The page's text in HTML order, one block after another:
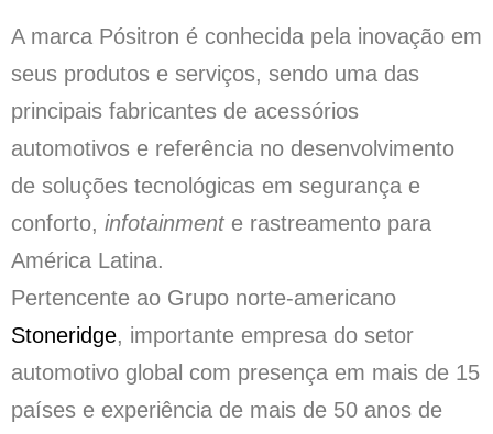
A marca Pósitron é conhecida pela inovação em
seus produtos e serviços, sendo uma das
principais fabricantes de acessórios
automotivos e referência no desenvolvimento
de soluções tecnológicas em segurança e
conforto, infotainment e rastreamento para
América Latina.
Pertencente ao Grupo norte-americano
Stoneridge, importante empresa do setor
automotivo global com presença em mais de 15
países e experiência de mais de 50 anos de